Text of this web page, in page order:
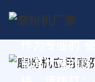
制高价值的粉